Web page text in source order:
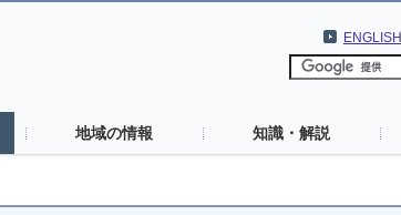
ENGLISH
地域の情報 知識・解説